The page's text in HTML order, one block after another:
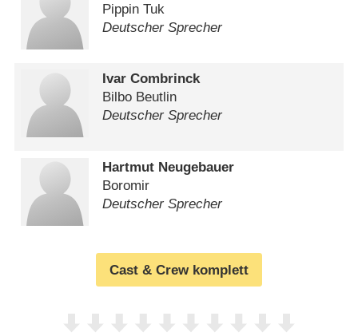
Pippin Tuk
Deutscher Sprecher
Ivar Combrinck
Bilbo Beutlin
Deutscher Sprecher
Hartmut Neugebauer
Boromir
Deutscher Sprecher
Cast & Crew komplett